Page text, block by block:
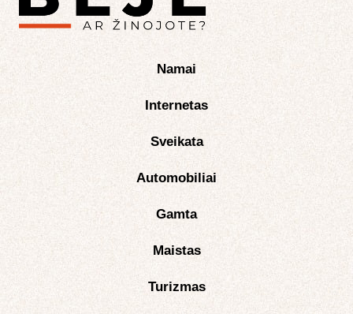
Namai
Internetas
Sveikata
Automobiliai
Gamta
Maistas
Turizmas